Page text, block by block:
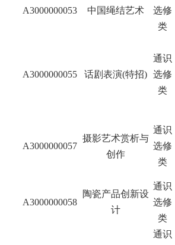
A3000000053 中国绳结艺术
选修
类
A3000000055 话剧表演(特招)
通识
选修
类
A3000000057
摄影艺术赏析与
创作
通识
选修
类
A3000000058
陶瓷产品创新设
计
通识
选修
类
通识